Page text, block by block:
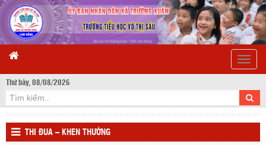
Toggle
Thứ bảy, 08/08/2026
THI ĐUA – KHEN THƯỞNG